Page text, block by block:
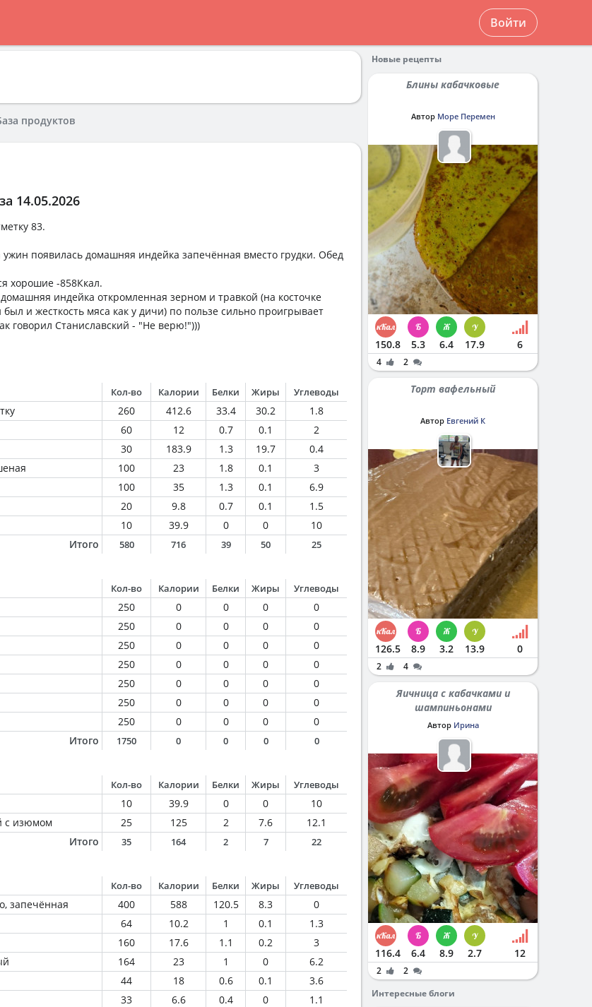
Войти
продуктов
14.05.2026
83.
ужин появилась домашняя индейка запечённая вместо грудки. Обед
хорошие -858Ккал.
индейка откромленная зерном и травкой (на косточке
и жесткость мяса как у дичи) по пользе сильно проигрывает
говорил Станиславский - "Не верю!")))
Кол-во Калории Белки Жиры Углеводы
260 412.6 33.4 30.2
1.8
60 12 0.7 0.1
2
30 183.9 1.3 19.7
0.4
100 23 1.8 0.1
3
100 35 1.3 0.1
6.9
20 9.8 0.7 0.1
1.5
10 39.9 0 0
10
Итого
580 716 39 50 25
Кол-во Калории Белки Жиры Углеводы
250 0 0 0
0
250 0 0 0
0
250 0 0 0
0
250 0 0 0
0
250 0 0 0
0
250 0 0 0
0
250 0 0 0
0
Итого
1750 0 0 0 0
Кол-во Калории Белки Жиры Углеводы
10 39.9 0 0
10
с изюмом
25 125 2 7.6
12.1
Итого
35 164 2 7 22
Кол-во Калории Белки Жиры Углеводы
запечённая 400 588 120.5 8.3
0
64 10.2 1 0.1
1.3
160 17.6 1.1 0.2
3
164 23 1 0
6.2
44 18 0.6 0.1
3.6
33 6.6 0.4 0
1.1
Новые рецепты
Блины кабачковые
Автор Море Перемен
150.8 5.3 6.4 17.9 6
4 2
Торт вафельный
Автор Евгений К
126.5 8.9 3.2 13.9 0
2 4
Яичница с кабачками и
шампиньонами
Автор Ирина
116.4 6.4 8.9 2.7 12
2
2
Интересные блоги